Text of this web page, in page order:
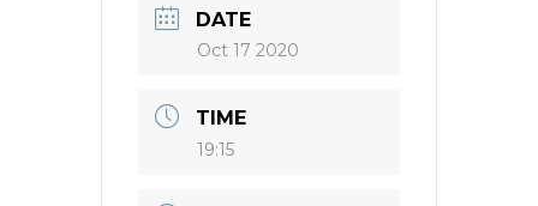
DATE
Oct 17 2020
TIME
19:15